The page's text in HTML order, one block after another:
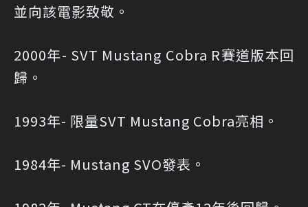
並向該電影致敬。
2000年- SVT Mustang Cobra R賽道版本回
歸。
1993年- 限量SVT Mustang Cobra亮相。
1984年- Mustang SVO發表。